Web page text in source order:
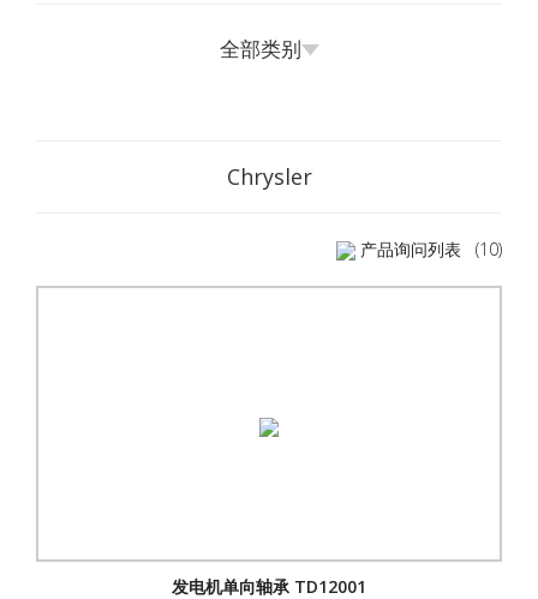
全部类别
Chrysler
产品询问列表 (10)
发电机单向轴承 TD12001